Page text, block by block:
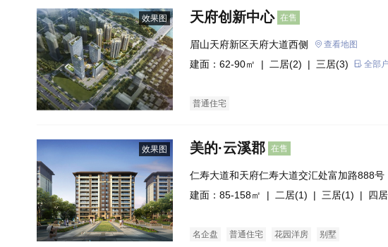
效果图 天府创新中心 在售
眉山天府新区天府大道西侧 查看地图
建面：62-90㎡ | 二居(2) | 三居(3) 全部
普通住宅
效果图 美的·云溪郡 在售
仁寿大道和天府仁寿大道交汇处富加路888号
建面：85-158㎡ | 二居(1) | 三居(1) | 四
名企盘 普通住宅 花园洋房 别墅